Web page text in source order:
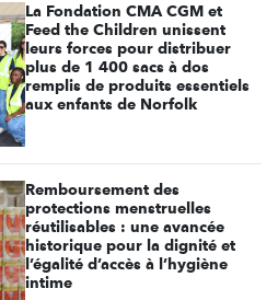
La Fondation CMA CGM et
Feed the Children unissent
leurs forces pour distribuer
plus de 1 400 sacs à dos
remplis de produits essentiels
aux enfants de Norfolk
Remboursement des
protections menstruelles
réutilisables : une avancée
historique pour la dignité et
l’égalité d’accès à l’hygiène
intime